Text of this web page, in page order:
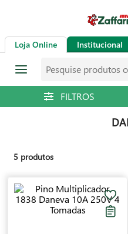
Loja Online Institucional
5 produtos